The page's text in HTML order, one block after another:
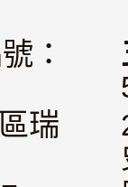
：
瑞